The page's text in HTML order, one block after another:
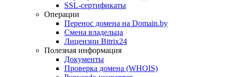
SSL-сертификаты
Операции
Перенос домена на Domain.by
Смена владельца
Лицензии Bitrix24
Полезная информация
Документы
Проверка домена (WHOIS)